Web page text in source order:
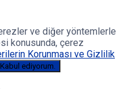
ve diğer yöntemlerle
konusunda, çerez
Korunması ve Gizlilik
Kabul ediyorum.